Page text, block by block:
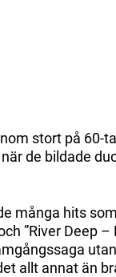
stort på 60-
de bildade
många hits
”River Deep
allt annat än